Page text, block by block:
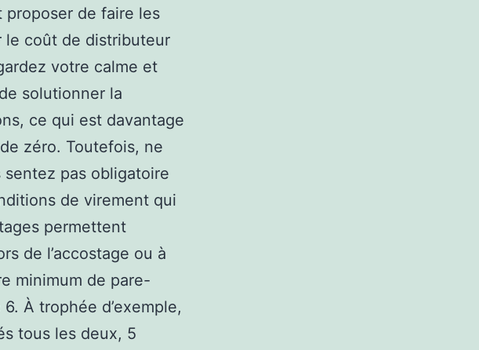
de faire les
le coût de distributeur
votre calme et
solutionner la
ce qui est davantage
zéro. Toutefois, ne
pas obligatoire
de virement qui
permettent
de l’accostage ou à
minimum de pare-
À trophée d’exemple,
tous les deux, 5